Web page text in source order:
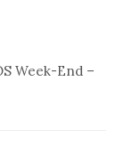
Week-End –